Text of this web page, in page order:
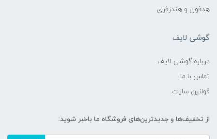
هدفون و هندزفری
گوشی لایف
درباره گوشی لایف
تماس با ما
قوانین سایت
از تخفیف‌ها و جدیدترین‌های فروشگاه ما باخبر شوید: